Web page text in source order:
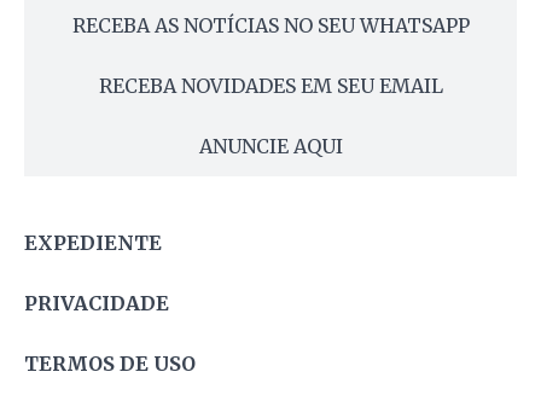
RECEBA AS NOTÍCIAS NO SEU WHATSAPP
RECEBA NOVIDADES EM SEU EMAIL
ANUNCIE AQUI
EXPEDIENTE
PRIVACIDADE
TERMOS DE USO